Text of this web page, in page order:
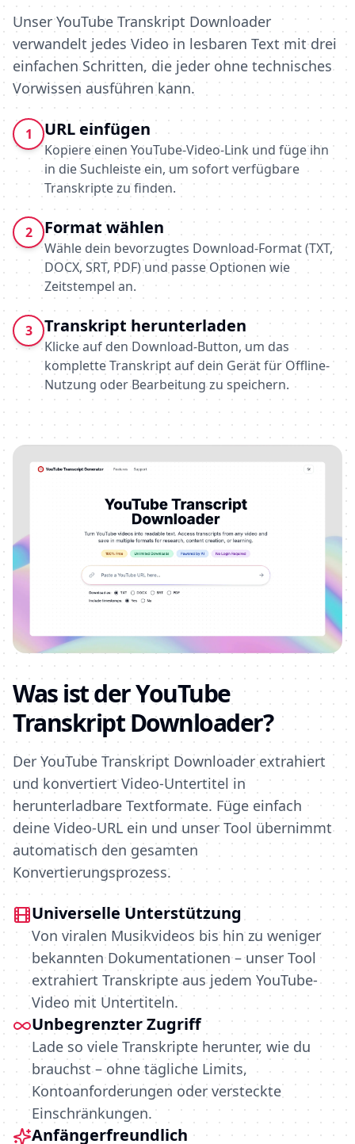
Unser YouTube Transkript Downloader
verwandelt jedes Video in lesbaren Text mit drei
einfachen Schritten, die jeder ohne technisches
Vorwissen ausführen kann.
1 URL einfügen
Kopiere einen YouTube-Video-Link und füge ihn
in die Suchleiste ein, um sofort verfügbare
Transkripte zu finden.
2 Format wählen
Wähle dein bevorzugtes Download-Format (TXT,
DOCX, SRT, PDF) und passe Optionen wie
Zeitstempel an.
3 Transkript herunterladen
Klicke auf den Download-Button, um das
komplette Transkript auf dein Gerät für Offline-
Nutzung oder Bearbeitung zu speichern.
Was ist der YouTube
Transkript Downloader?
Der YouTube Transkript Downloader extrahiert
und konvertiert Video-Untertitel in
herunterladbare Textformate. Füge einfach
deine Video-URL ein und unser Tool übernimmt
automatisch den gesamten
Konvertierungsprozess.
Universelle Unterstützung
Von viralen Musikvideos bis hin zu weniger
bekannten Dokumentationen – unser Tool
extrahiert Transkripte aus jedem YouTube-
Video mit Untertiteln.
Unbegrenzter Zugriff
Lade so viele Transkripte herunter, wie du
brauchst – ohne tägliche Limits,
Kontoanforderungen oder versteckte
Einschränkungen.
Anfängerfreundlich